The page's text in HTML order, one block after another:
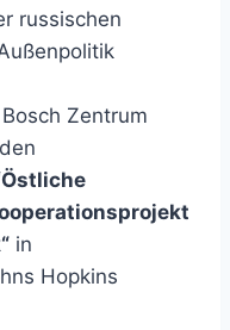
russischen
Zentrum
in
Hopkins